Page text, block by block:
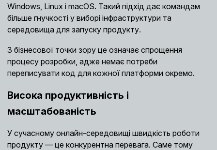
Windows, Linux і macOS. Такий підхід дає командам
більше гнучкості у виборі інфраструктури та
середовища для запуску продукту.
З бізнесової точки зору це означає спрощення
процесу розробки, адже немає потреби
переписувати код для кожної платформи окремо.
Висока продуктивність і
масштабованість
У сучасному онлайн-середовищі швидкість роботи
продукту — це конкурентна перевага. Саме тому